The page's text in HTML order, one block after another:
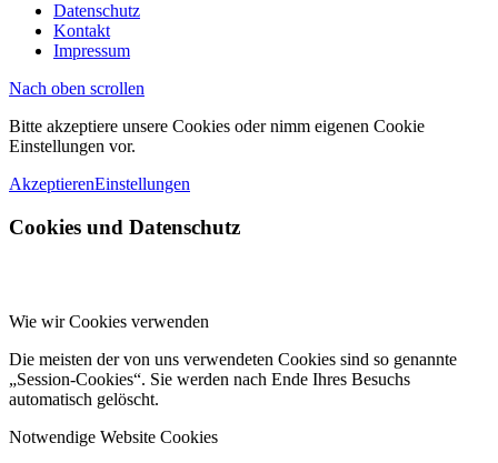
Datenschutz
Kontakt
Impressum
Nach oben scrollen
Bitte akzeptiere unsere Cookies oder nimm eigenen Cookie
Einstellungen vor.
AkzeptierenEinstellungen
Cookies und Datenschutz
Wie wir Cookies verwenden
Die meisten der von uns verwendeten Cookies sind so genannte
„Session-Cookies“. Sie werden nach Ende Ihres Besuchs
automatisch gelöscht.
Notwendige Website Cookies